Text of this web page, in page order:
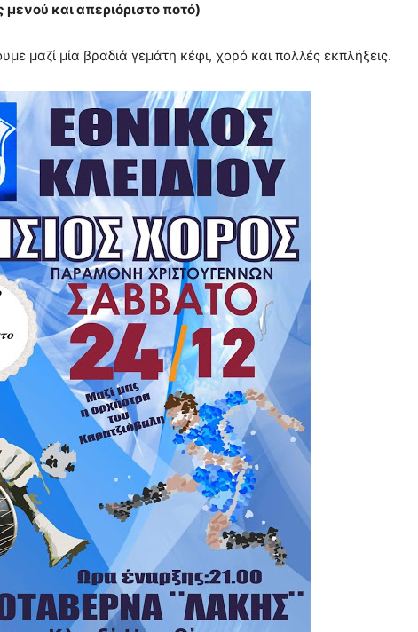
και απεριόριστο ποτό)
μαζί μία βραδιά γεμάτη κέφι, χορό και πολλές εκπλήξεις.